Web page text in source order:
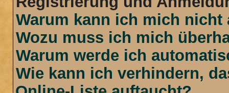
Warum kann ich mich nicht
Wozu muss ich mich
Warum werde ich
Wie kann ich verhindern,